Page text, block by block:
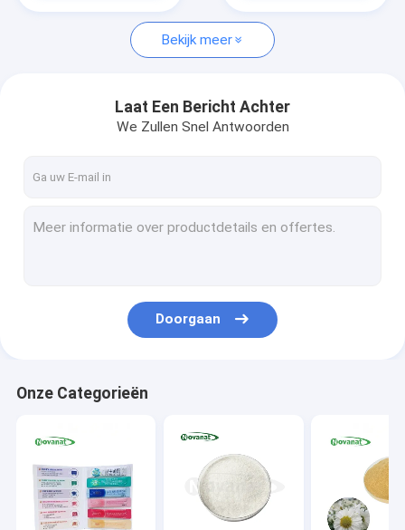
Fabrieksreis
Kwaliteitscontrole
Verzoek om een Citaat
Het Poeder van het chrysantenuittreksel
Groene Thee l-Theanine
Bekijk meer
Laat Een Bericht Achter
We Zullen Snel Antwoorden
Doorgaan
Onze Categorieën